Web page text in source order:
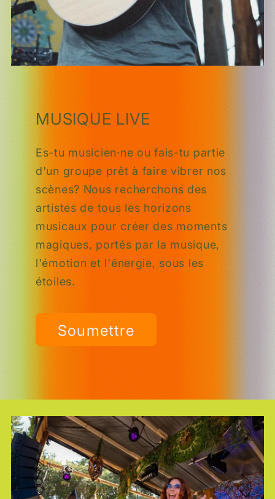
MUSIQUE LIVE
Es-tu musicien·ne ou fais-tu partie
d'un groupe prêt à faire vibrer nos
scènes? Nous recherchons des
artistes de tous les horizons
musicaux pour créer des moments
magiques, portés par la musique,
l'émotion et l'énergie, sous les
étoiles.
Soumettre